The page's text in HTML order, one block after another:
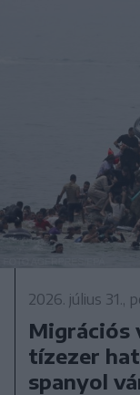
2026. július 31.,
Migrációs
tízezer
spanyol